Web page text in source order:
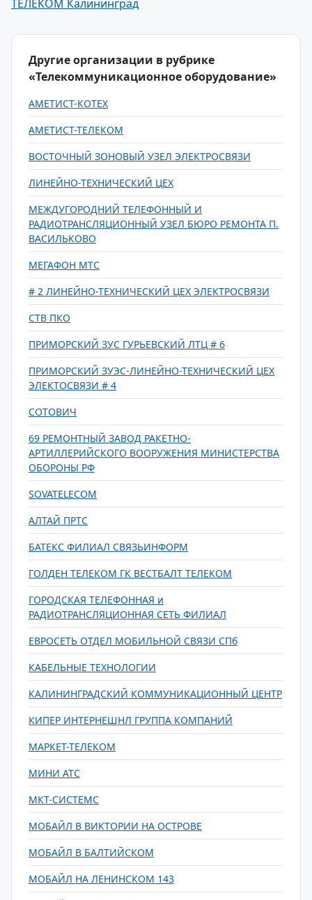
ТЕЛЕКОМ Калининград
Другие организации в рубрике
«Телекоммуникационное оборудование»
АМЕТИСТ-КОТЕХ
АМЕТИСТ-ТЕЛЕКОМ
ВОСТОЧНЫЙ ЗОНОВЫЙ УЗЕЛ ЭЛЕКТРОСВЯЗИ
ЛИНЕЙНО-ТЕХНИЧЕСКИЙ ЦЕХ
МЕЖДУГОРОДНИЙ ТЕЛЕФОННЫЙ И
РАДИОТРАНСЛЯЦИОННЫЙ УЗЕЛ БЮРО РЕМОНТА П.
ВАСИЛЬКОВО
МЕГАФОН МТС
# 2 ЛИНЕЙНО-ТЕХНИЧЕСКИЙ ЦЕХ ЭЛЕКТРОСВЯЗИ
СТВ ПКО
ПРИМОРСКИЙ ЗУС ГУРЬЕВСКИЙ ЛТЦ # 6
ПРИМОРСКИЙ ЗУЭС-ЛИНЕЙНО-ТЕХНИЧЕСКИЙ ЦЕХ
ЭЛЕКТОСВЯЗИ # 4
СОТОВИЧ
69 РЕМОНТНЫЙ ЗАВОД РАКЕТНО-
АРТИЛЛЕРИЙСКОГО ВООРУЖЕНИЯ МИНИСТЕРСТВА
ОБОРОНЫ РФ
SOVATELECOM
АЛТАЙ ПРТС
БАТЕКС ФИЛИАЛ СВЯЗЬИНФОРМ
ГОЛДЕН ТЕЛЕКОМ ГК ВЕСТБАЛТ ТЕЛЕКОМ
ГОРОДСКАЯ ТЕЛЕФОННАЯ и
РАДИОТРАНСЛЯЦИОННАЯ СЕТЬ ФИЛИАЛ
ЕВРОСЕТЬ ОТДЕЛ МОБИЛЬНОЙ СВЯЗИ СПб
КАБЕЛЬНЫЕ ТЕХНОЛОГИИ
КАЛИНИНГРАДСКИЙ КОММУНИКАЦИОННЫЙ ЦЕНТР
КИПЕР ИНТЕРНЕШНЛ ГРУППА КОМПАНИЙ
МАРКЕТ-ТЕЛЕКОМ
МИНИ АТС
МКТ-СИСТЕМС
МОБАЙЛ В ВИКТОРИИ НА ОСТРОВЕ
МОБАЙЛ В БАЛТИЙСКОМ
МОБАЙЛ НА ЛЕНИНСКОМ 143